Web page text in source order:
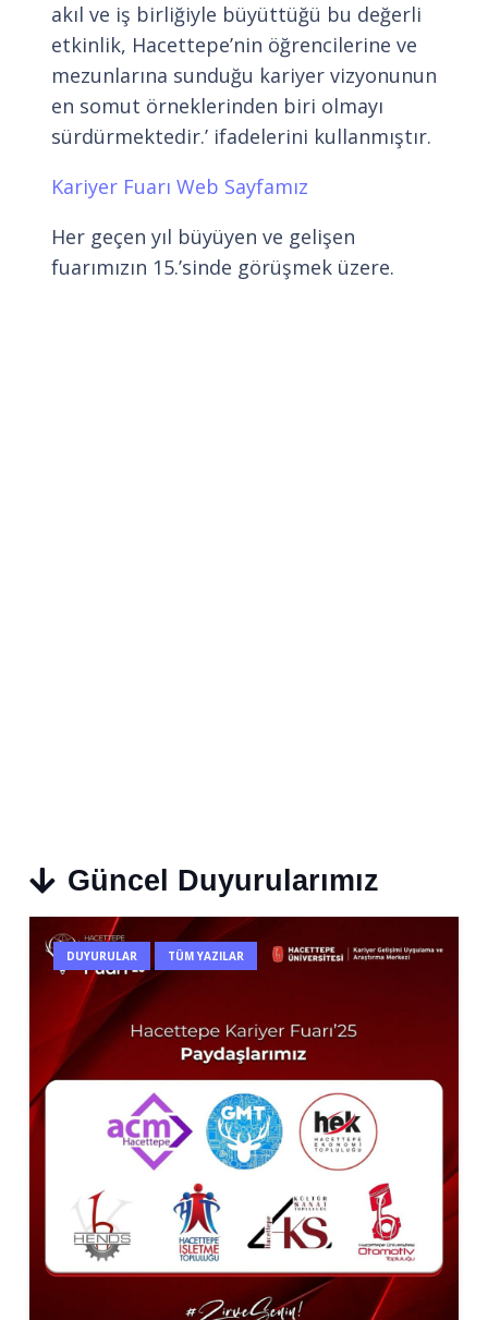
akıl ve iş birliğiyle büyüttüğü bu değerli
etkinlik, Hacettepe’nin öğrencilerine ve
mezunlarına sunduğu kariyer vizyonunun
en somut örneklerinden biri olmayı
sürdürmektedir.’ ifadelerini kullanmıştır.
Kariyer Fuarı Web Sayfamız
Her geçen yıl büyüyen ve gelişen
fuarımızın 15.’sinde görüşmek üzere.
Güncel Duyurularımız
DUYURULAR TÜM YAZILAR